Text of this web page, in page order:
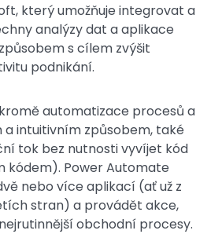
který umožňuje integrovat a
analýzy dat a aplikace
s cílem zvýšit
podnikání.
automatizace procesů a
a intuitivním způsobem, také
tok bez nutnosti vyvíjet kód
kódem). Power Automate
nebo více aplikací (ať už z
stran) a provádět akce,
obchodní procesy.